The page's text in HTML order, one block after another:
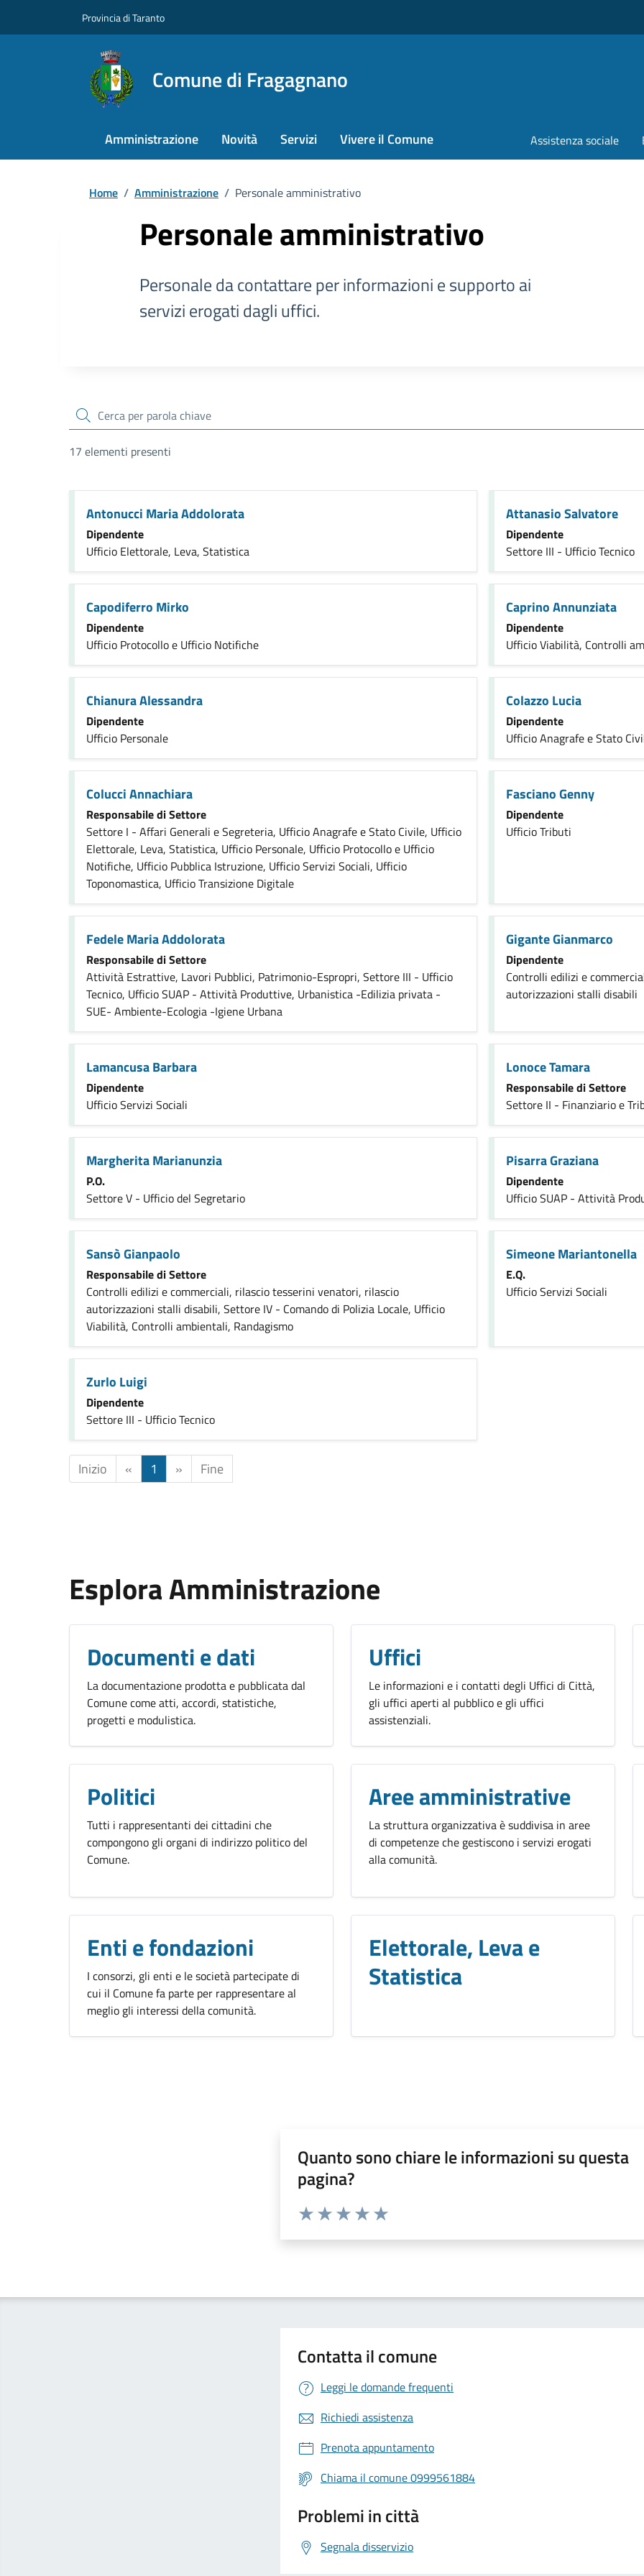
Provincia di Taranto
Comune di Fragagnano
Amministrazione Novità Servizi Vivere il Comune Assistenza sociale
Home / Amministrazione / Personale amministrativo
Personale amministrativo
Personale da contattare per informazioni e supporto ai
servizi erogati dagli uffici.
cerca
17 elementi presenti
Antonucci Maria Addolorata
Dipendente
Ufficio Elettorale, Leva, Statistica
Attanasio Salvatore
Dipendente
Settore III - Ufficio Tecnico
Capodiferro Mirko
Dipendente
Ufficio Protocollo e Ufficio Notifiche
Caprino Annunziata
Dipendente
Ufficio Viabilità, Controlli
Chianura Alessandra
Dipendente
Ufficio Personale
Colazzo Lucia
Dipendente
Ufficio Anagrafe e Stato
Colucci Annachiara
Responsabile di Settore
Settore I - Affari Generali e Segreteria, Ufficio Anagrafe e Stato Civile, Ufficio
Elettorale, Leva, Statistica, Ufficio Personale, Ufficio Protocollo e Ufficio
Notifiche, Ufficio Pubblica Istruzione, Ufficio Servizi Sociali, Ufficio
Toponomastica, Ufficio Transizione Digitale
Fasciano Genny
Dipendente
Ufficio Tributi
Fedele Maria Addolorata
Responsabile di Settore
Attività Estrattive, Lavori Pubblici, Patrimonio-Espropri, Settore III - Ufficio
Tecnico, Ufficio SUAP - Attività Produttive, Urbanistica -Edilizia privata -
SUE- Ambiente-Ecologia -Igiene Urbana
Gigante Gianmarco
Dipendente
Controlli edilizi e
autorizzazioni stalli disabili
Lamancusa Barbara
Dipendente
Ufficio Servizi Sociali
Lonoce Tamara
Responsabile di Settore
Settore II - Finanziario e
Margherita Marianunzia
P.O.
Settore V - Ufficio del Segretario
Pisarra Graziana
Dipendente
Ufficio SUAP - Attività
Sansò Gianpaolo
Responsabile di Settore
Controlli edilizi e commerciali, rilascio tesserini venatori, rilascio
autorizzazioni stalli disabili, Settore IV - Comando di Polizia Locale, Ufficio
Viabilità, Controlli ambientali, Randagismo
Simeone Mariantonella
E.Q.
Ufficio Servizi Sociali
Zurlo Luigi
Dipendente
Settore III - Ufficio Tecnico
Inizio « 1 » Fine
Esplora Amministrazione
Documenti e dati
La documentazione prodotta e pubblicata dal
Comune come atti, accordi, statistiche,
progetti e modulistica.
Uffici
Le informazioni e i contatti degli Uffici di Città,
gli uffici aperti al pubblico e gli uffici
assistenziali.
Politici
Tutti i rappresentanti dei cittadini che
compongono gli organi di indirizzo politico del
Comune.
Aree amministrative
La struttura organizzativa è suddivisa in aree
di competenze che gestiscono i servizi erogati
alla comunità.
Enti e fondazioni
I consorzi, gli enti e le società partecipate di
cui il Comune fa parte per rappresentare al
meglio gli interessi della comunità.
Elettorale, Leva e
Statistica
Quanto sono chiare le informazioni su questa
pagina?
Valuta da 1 a 5 stelle la pagina
Contatta il comune
Leggi le domande frequenti
Richiedi assistenza
Prenota appuntamento
Chiama il comune 0999561884
Problemi in città
Segnala disservizio